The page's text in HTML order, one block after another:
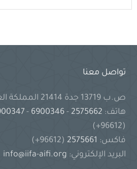
تواصل معنا
ص.ب 13719 جدة 21414 المملكة العربية السعودية
هاتف:
-
6900346
-
6900347
(96612+)
فاكس:
(96612+)
البريد الإلكتروني: info@iifa-aifi.org